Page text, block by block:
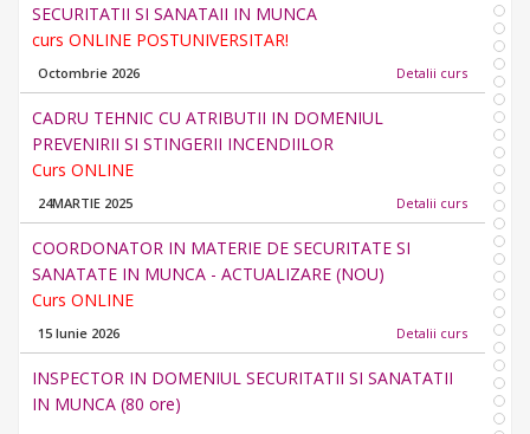
SECURITATII SI SANATAII IN MUNCA
curs ONLINE POSTUNIVERSITAR!
Octombrie 2026 Detalii curs
CADRU TEHNIC CU ATRIBUTII IN DOMENIUL
PREVENIRII SI STINGERII INCENDIILOR
Curs ONLINE
24MARTIE 2025 Detalii curs
COORDONATOR IN MATERIE DE SECURITATE SI
SANATATE IN MUNCA - ACTUALIZARE (NOU)
Curs ONLINE
15 Iunie 2026 Detalii curs
INSPECTOR IN DOMENIUL SECURITATII SI SANATATII
IN MUNCA (80 ore)